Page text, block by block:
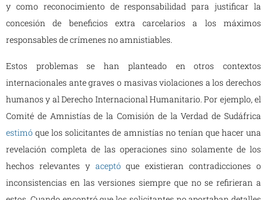
y como reconocimiento de responsabilidad para justificar la
concesión de beneficios extra carcelarios a los máximos
responsables de crímenes no amnistiables.
Estos problemas se han planteado en otros contextos
internacionales ante graves o masivas violaciones a los derechos
humanos y al Derecho Internacional Humanitario. Por ejemplo, el
Comité de Amnistías de la Comisión de la Verdad de Sudáfrica
estimó que los solicitantes de amnistías no tenían que hacer una
revelación completa de las operaciones sino solamente de los
hechos relevantes y aceptóque existieran contradicciones o
inconsistencias en las versiones siempre que no se refirieran a